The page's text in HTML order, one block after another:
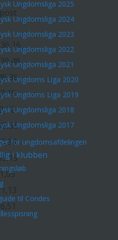
Ungdomsliga 2025
Ungdomsliga 2024
Ungdomsliga 2023
Ungdomsliga 2022
Ungdomsliga 2021
Ungdoms Liga 2020
Ungdoms Liga 2019
Ungdomsliga 2018
Ungdomsliga 2017
for ungdomsafdelingen
i klubben
til Condes